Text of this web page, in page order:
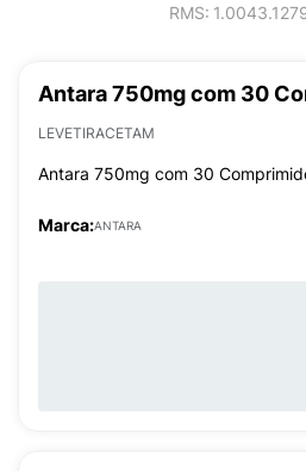
RMS:
Antara 750mg com 30
LEVETIRACETAM
Antara 750mg com 30
Marca:ANTARA